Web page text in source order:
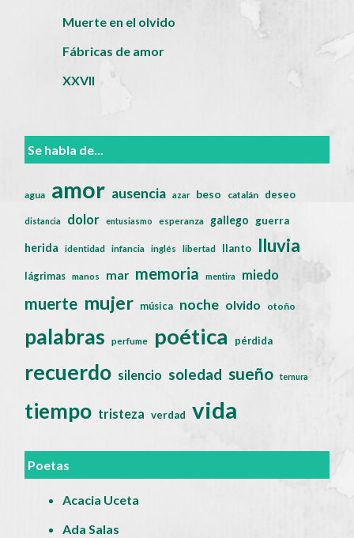
Muerte en el olvido
Fábricas de amor
XXVII
Se habla de...
agua amor ausencia azar beso catalán deseo
distancia dolor entusiasmo esperanza gallego guerra
herida identidad infancia inglés libertad llanto lluvia
lágrimas manos mar memoria mentira miedo
muerte mujer música noche olvido otoño
palabras perfume poética pérdida
recuerdo silencio soledad sueño ternura
tiempo tristeza verdad vida
Poetas
Acacia Uceta
Ada Salas